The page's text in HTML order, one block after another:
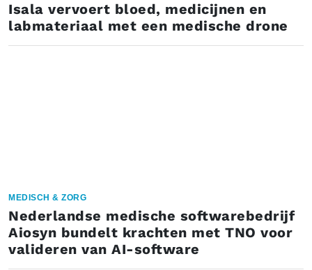
Isala vervoert bloed, medicijnen en
labmateriaal met een medische drone
MEDISCH & ZORG
Nederlandse medische softwarebedrijf
Aiosyn bundelt krachten met TNO voor
valideren van AI-software